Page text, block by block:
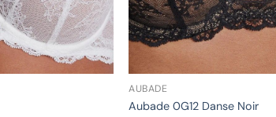
AUBADE
Aubade 0G12 Danse Noir